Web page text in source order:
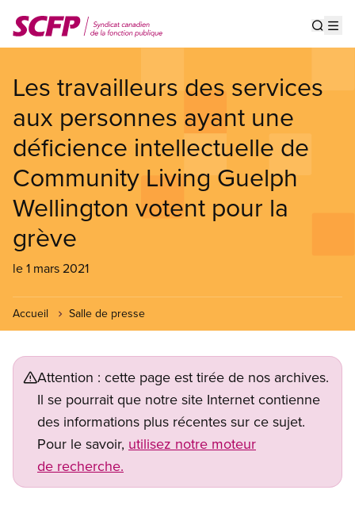
au
contenu
Les travailleurs des services
aux personnes ayant une
déficience intellectuelle de
Community Living Guelph
Wellington votent pour la
grève
le 1 mars 2021
Accueil Salle de presse
Attention : cette page est tirée de nos archives.
Il se pourrait que notre site Internet contienne
des informations plus récentes sur ce sujet.
Pour le savoir, utilisez notre moteur
de recherche.